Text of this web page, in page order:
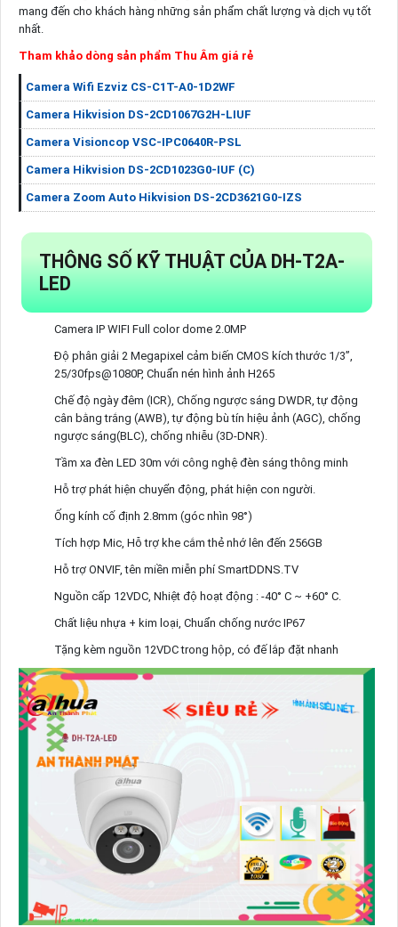
mang đến cho khách hàng những sản phẩm chất lượng và dịch vụ tốt
nhất.
Tham khảo dòng sản phẩm Thu Âm giá rẻ
Camera Wifi Ezviz CS-C1T-A0-1D2WF
Camera Hikvision DS-2CD1067G2H-LIUF
Camera Visioncop VSC-IPC0640R-PSL
Camera Hikvision DS-2CD1023G0-IUF (C)
Camera Zoom Auto Hikvision DS-2CD3621G0-IZS
THÔNG SỐ KỸ THUẬT CỦA DH-T2A-
LED
Camera IP WIFI Full color dome 2.0MP
Độ phân giải 2 Megapixel cảm biến CMOS kích thước 1/3”,
25/30fps@1080P, Chuẩn nén hình ảnh H265
Chế độ ngày đêm (ICR), Chống ngược sáng DWDR, tự động
cân bằng trắng (AWB), tự động bù tín hiệu ảnh (AGC), chống
ngược sáng(BLC), chống nhiễu (3D-DNR).
Tầm xa đèn LED 30m với công nghệ đèn sáng thông minh
Hỗ trợ phát hiện chuyển động, phát hiện con người.
Ống kính cố định 2.8mm (góc nhìn 98°)
Tích hợp Mic, Hỗ trợ khe cắm thẻ nhớ lên đến 256GB
Hỗ trợ ONVIF, tên miền miễn phí SmartDDNS.TV
Nguồn cấp 12VDC, Nhiệt độ hoạt động : -40° C ~ +60° C.
Chất liệu nhựa + kim loại, Chuẩn chống nước IP67
Tặng kèm nguồn 12VDC trong hộp, có đế lắp đặt nhanh